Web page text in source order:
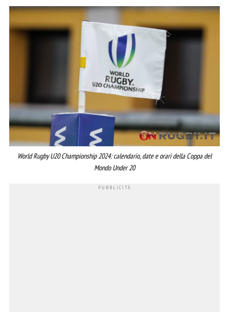
World Rugby U20 Championship 2024: calendario, date e orari della Coppa del
Mondo Under 20